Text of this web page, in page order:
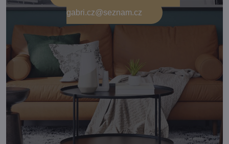
gabri.cz@seznam.cz